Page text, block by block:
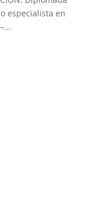
especialista en